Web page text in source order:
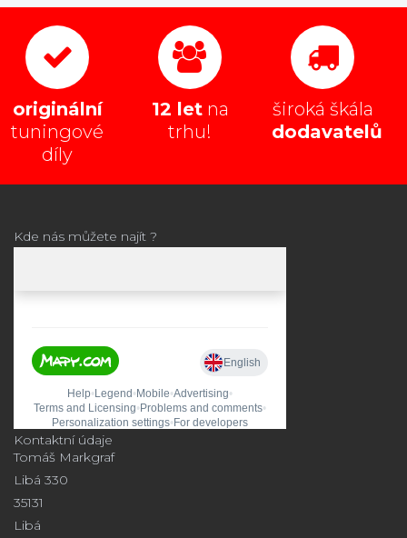
originální
tuningové
díly
12 letna
trhu!
široká škála
dodavatelů
Kde nás můžete najít ?
Kontaktní údaje
Tomáš Markgraf
Libá 330
35131
Libá